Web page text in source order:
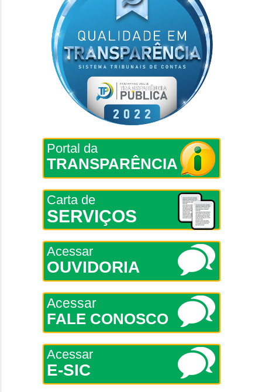
Portal da
TRANSPARÊNCIA
Carta de
SERVIÇOS
Acessar
OUVIDORIA
Acessar
FALE CONOSCO
Acessar
E-SIC